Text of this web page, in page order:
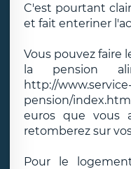
C'est pourtant
et fait enteriner
Vous pouvez faire
la pension
http://
pension/
euros que vous
retomberez sur
Pour le